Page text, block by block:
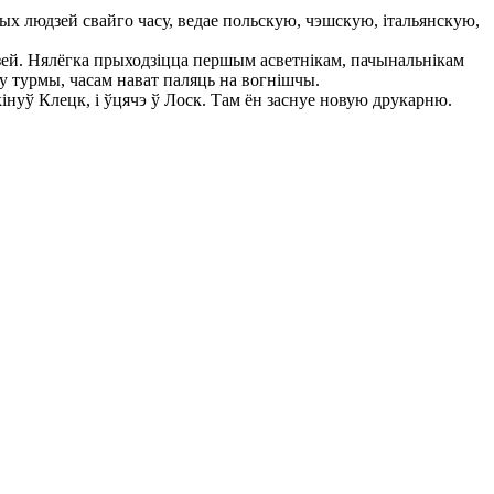
людзей свайго часу, ведае польскую, чэшскую, італьянскую,
Нялёгка прыходзіцца першым асветнікам, пачынальнікам
турмы, часам нават паляць на вогнішчы.
Клецк, і ўцячэ ў Лоск. Там ён заснуе новую друкарню.